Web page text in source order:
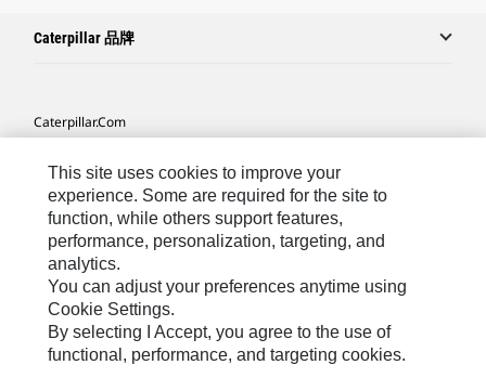
Caterpillar 品牌
Caterpillar.com
我的营销首选项
站点地图
Cookie Settings
法律
隐私
This site uses cookies to improve your
experience. Some are required for the site to
function, while others support features,
performance, personalization, targeting, and
analytics.
You can adjust your preferences anytime using
Cookie Settings.
By selecting I Accept, you agree to the use of
functional, performance, and targeting cookies.